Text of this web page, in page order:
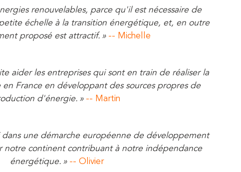
renouvelables, parce qu'il est nécessaire de
échelle à la transition énergétique, et, en outre
proposé est attractif. » -- Michelle
aider les entreprises qui sont en train de réaliser la
France en développant des sources propres de
d'énergie. » -- Martin
dans une démarche européenne de développement
notre continent contribuant à notre indépendance
énergétique. » -- Olivier